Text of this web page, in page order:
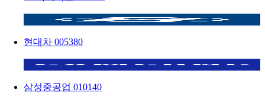
현대차 005380
삼성중공업 010140